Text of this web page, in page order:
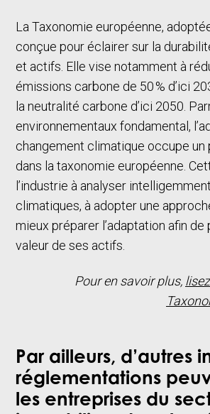
La Taxonomie européenne,
conçue pour éclairer sur la
et actifs. Elle vise notamment à
émissions carbone de 50 % d’ici
la neutralité carbone d’ici 2050.
environnementaux fondamental,
changement climatique occupe un
dans la taxonomie européenne.
l’industrie à analyser
climatiques, à adopter une
mieux préparer l’adaptation afin de
valeur de ses actifs.
Pour en savoir plus,
Par ailleurs, d’autres
réglementations
les entreprises du